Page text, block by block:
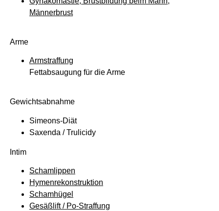
Männerbrust
Arme
Armstraffung
Fettabsaugung für die Arme
Gewichtsabnahme
Simeons-Diät
Saxenda / Trulicidy
Intim
Schamlippen
Hymenrekonstruktion
Schamhügel
Gesäßlift / Po-Straffung